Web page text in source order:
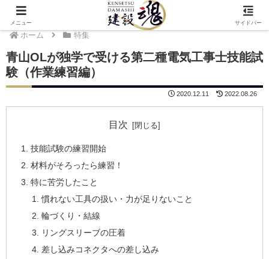
ホーム 特集
青山OLが独学で受ける第二種電気工事士技能試
験（作業練習編）
2020.12.11 2022.08.26
目次
技能試験の練習開始
材料がそろったら練習！
特に苦労したこと
慣れない工具の扱い・力が足りないこと
輪づくり・結線
リングスリーブの圧着
差し込みコネクタへの差し込み
メニュー サイドバー